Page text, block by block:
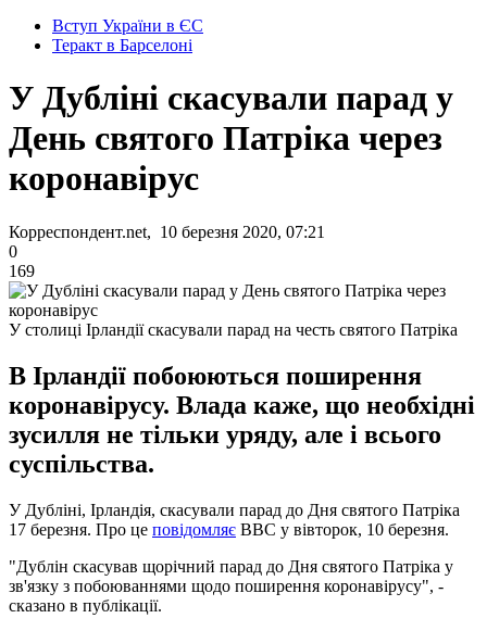
Вступ України в ЄС
Теракт в Барселоні
У Дубліні скасували парад у
День святого Патріка через
коронавірус
Корреспондент.net, 10 березня 2020, 07:21
0
169
У столиці Ірландії скасували парад на честь святого Патріка
В Ірландії побоюються поширення
коронавірусу. Влада каже, що необхідні
зусилля не тільки уряду, але і всього
суспільства.
У Дубліні, Ірландія, скасували парад до Дня святого Патріка
17 березня. Про це повідомляє ВВС у вівторок, 10 березня.
"Дублін скасував щорічний парад до Дня святого Патріка у
зв'язку з побоюваннями щодо поширення коронавірусу", -
сказано в публікації.